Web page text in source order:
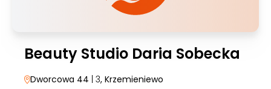
Beauty Studio Daria Sobecka
Dworcowa 44 | 3, Krzemieniewo